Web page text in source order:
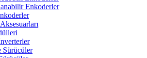
Enkoderler
Sürücüler